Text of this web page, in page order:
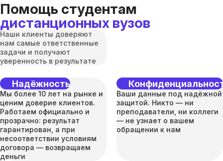
Помощь студентам
дистанционных вузов
Наши клиенты доверяют
нам самые ответственные
задачи и получают
уверенность в результате
Надёжность
Мы более 10 лет на рынке и
ценим доверие клиентов.
Работаем официально и
прозрачно: результат
гарантирован, а при
несоответствии условиям
договора — возвращаем
деньги
Ваши данные под надёжной
защитой. Никто — ни
преподаватели, ни коллеги
— не узнает о вашем
обращении к нам